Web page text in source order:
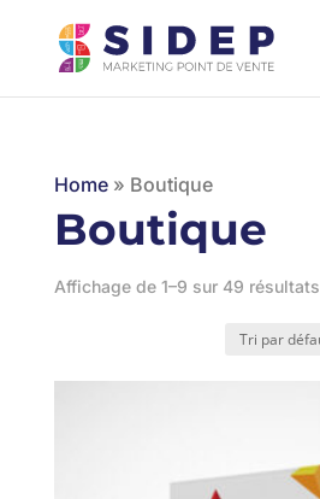
Home» Boutique
Boutique
Affichage de 1–9 sur 49 résultats